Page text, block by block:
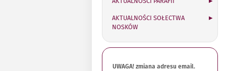
AKTUALNOŚCI SOŁECTWA
NOSKÓW
UWAGA! zmiana adresu email.